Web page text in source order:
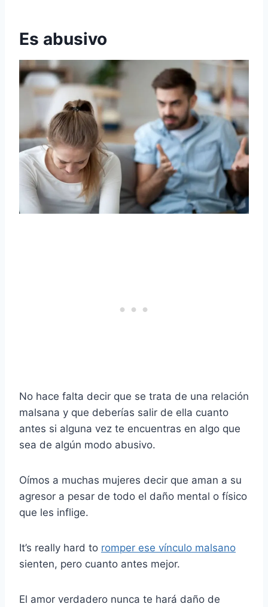
Es abusivo
No hace falta decir que se trata de una relación
malsana y que deberías salir de ella cuanto
antes si alguna vez te encuentras en algo que
sea de algún modo abusivo.
Oímos a muchas mujeres decir que aman a su
agresor a pesar de todo el daño mental o físico
que les inflige.
It’s really hard to romper ese vínculo malsano
sienten, pero cuanto antes mejor.
El amor verdadero nunca te hará daño de